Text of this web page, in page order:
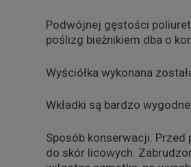
Podwójnej gęstości
poślizg bieżnikiem dba o
Wyściółka wykonana
Wkładki są bardzo
Sposób konserwacji: Przed
do skór licowych.